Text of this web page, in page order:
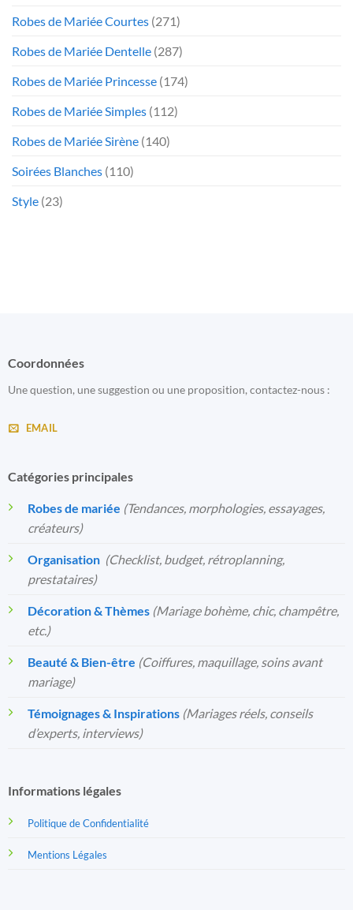
Robes de Mariée Courtes (271)
Robes de Mariée Dentelle (287)
Robes de Mariée Princesse (174)
Robes de Mariée Simples (112)
Robes de Mariée Sirène (140)
Soirées Blanches (110)
Style (23)
Coordonnées
Une question, une suggestion ou une proposition, contactez-nous :
EMAIL
Catégories principales
Robes de mariée (Tendances, morphologies, essayages,
créateurs)
Organisation️ (Checklist, budget, rétroplanning,
prestataires)
Décoration & Thèmes (Mariage bohème, chic, champêtre,
etc.)
Beauté & Bien-être (Coiffures, maquillage, soins avant
mariage)
Témoignages & Inspirations (Mariages réels, conseils
d’experts, interviews)
Informations légales
Politique de Confidentialité
Mentions Légales